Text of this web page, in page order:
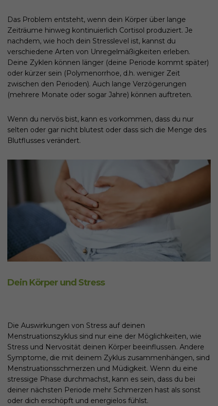
Das Problem entsteht, wenn dein Körper über lange
Zeiträume hinweg kontinuierlich Cortisol produziert. Je
nachdem, wie hoch dein Stresslevel ist, kannst du
verschiedene Arten von Unregelmäßigkeiten erleben.
Deine Zyklen können länger (deine Periode kommt später)
oder kürzer sein (Polymenorrhoe, d.h. weniger Zeit
zwischen den Perioden). Auch lange Verzögerungen
(mehrere Monate oder sogar Jahre) können auftreten.
Wenn du nervös bist, kann es vorkommen, dass du nur
selten oder gar nicht blutest oder dass sich die Menge des
Blutflusses verändert.
Dein Körper und Stress
Die Auswirkungen von Stress auf deinen
Menstruationszyklus sind nur eine der Möglichkeiten, wie
Stress und Nervosität deinen Körper beeinflussen. Andere
Symptome, die mit deinem Zyklus zusammenhängen, sind
Menstruationsschmerzen und Müdigkeit. Wenn du eine
stressige Phase durchmachst, kann es sein, dass du bei
deiner nächsten Periode mehr Schmerzen hast als sonst
oder dich erschöpft und energielos fühlst.